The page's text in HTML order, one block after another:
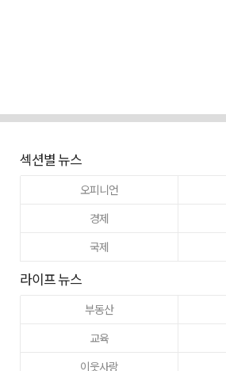
섹션별 뉴스
오피니언
경제
국제
라이프 뉴스
부동산
교육
이웃사랑